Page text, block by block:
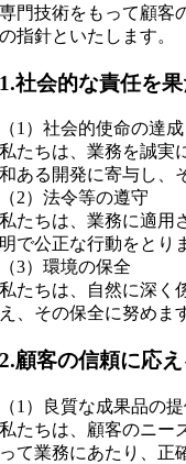
専門技術をもって顧客
の指針といたします。
1.社会的な責任を
（1）社会的使命の達成
私たちは、業務を誠実
和ある開発に寄与し、
（2）法令等の遵守
私たちは、業務に適用
明で公正な行動をとり
（3）環境の保全
私たちは、自然に深く
え、その保全に努めま
2.顧客の信頼に応
（1）良質な成果品の
私たちは、顧客のニー
って業務にあたり、正